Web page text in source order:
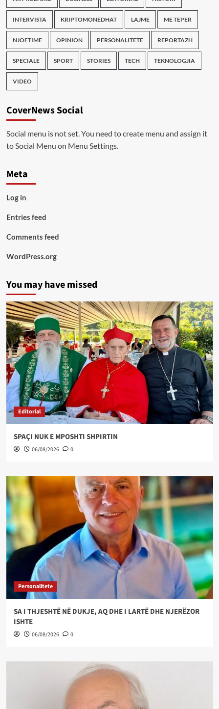
INTERVISTA KRIPTOMONEDHAT LAJME ME TEPER
NJOFTIME OPINION PERSONALITETE REPORTAZH
SPECIALE SPORT STORIES TECH TEKNOLOGJIA
VIDEO
CoverNews Social
Social menu is not set. You need to create menu and assign it
to Social Menu on Menu Settings.
Meta
Log in
Entries feed
Comments feed
WordPress.org
You may have missed
Editorial
SPAÇI NUK E MPOSHTI SHPIRTIN
06/08/2026 0
Personalitete
SA I THJESHTË NË DUKJE, AQ DHE I LARTË DHE NJERËZOR
ISHTE
06/08/2026 0